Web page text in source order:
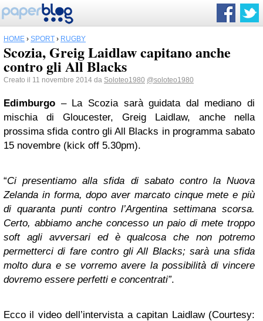
HOME › SPORT › RUGBY
Scozia, Greig Laidlaw capitano anche
contro gli All Blacks
Creato il 11 novembre 2014 da Soloteo1980 @soloteo1980
Edimburgo – La Scozia sarà guidata dal mediano di
mischia di Gloucester, Greig Laidlaw, anche nella
prossima sfida contro gli All Blacks in programma sabato
15 novembre (kick off 5.30pm).
“Ci presentiamo alla sfida di sabato contro la Nuova
Zelanda in forma, dopo aver marcato cinque mete e più
di quaranta punti contro l’Argentina settimana scorsa.
Certo, abbiamo anche concesso un paio di mete troppo
soft agli avversari ed è qualcosa che non potremo
permetterci di fare contro gli All Blacks; sarà una sfida
molto dura e se vorremo avere la possibilità di vincere
dovremo essere perfetti e concentrati”.
Ecco il video dell’intervista a capitan Laidlaw (Courtesy: